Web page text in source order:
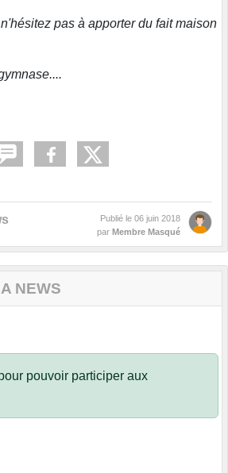
pas à apporter du fait maison
Publié le 06 juin 2018
par Membre Masqué
NEWS
pouvoir participer aux